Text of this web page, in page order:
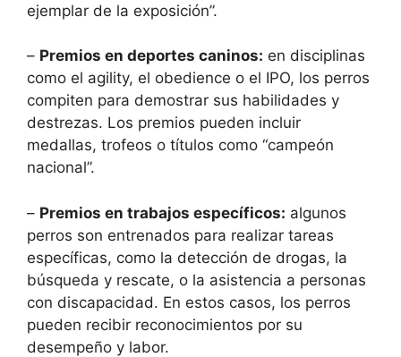
ejemplar de la exposición”.
– Premios en deportes caninos: en disciplinas
como el agility, el obedience o el IPO, los perros
compiten para demostrar sus habilidades y
destrezas. Los premios pueden incluir
medallas, trofeos o títulos como “campeón
nacional”.
– Premios en trabajos específicos: algunos
perros son entrenados para realizar tareas
específicas, como la detección de drogas, la
búsqueda y rescate, o la asistencia a personas
con discapacidad. En estos casos, los perros
pueden recibir reconocimientos por su
desempeño y labor.